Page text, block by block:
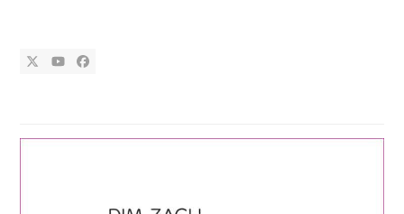
TwitterYouTubeFacebook